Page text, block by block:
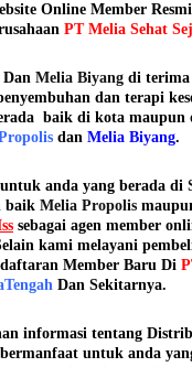
Online Member
PT Melia Sehat
Dan Melia Biyang di terima
dan terapi
baik di kota maupun
dan Melia Biyang.
anda yang berada di
baik Melia Propolis
sebagai agen member
kami melayani
Member Baru Di
Dan Sekitarnya.
informasi tentang
bermanfaat untuk anda